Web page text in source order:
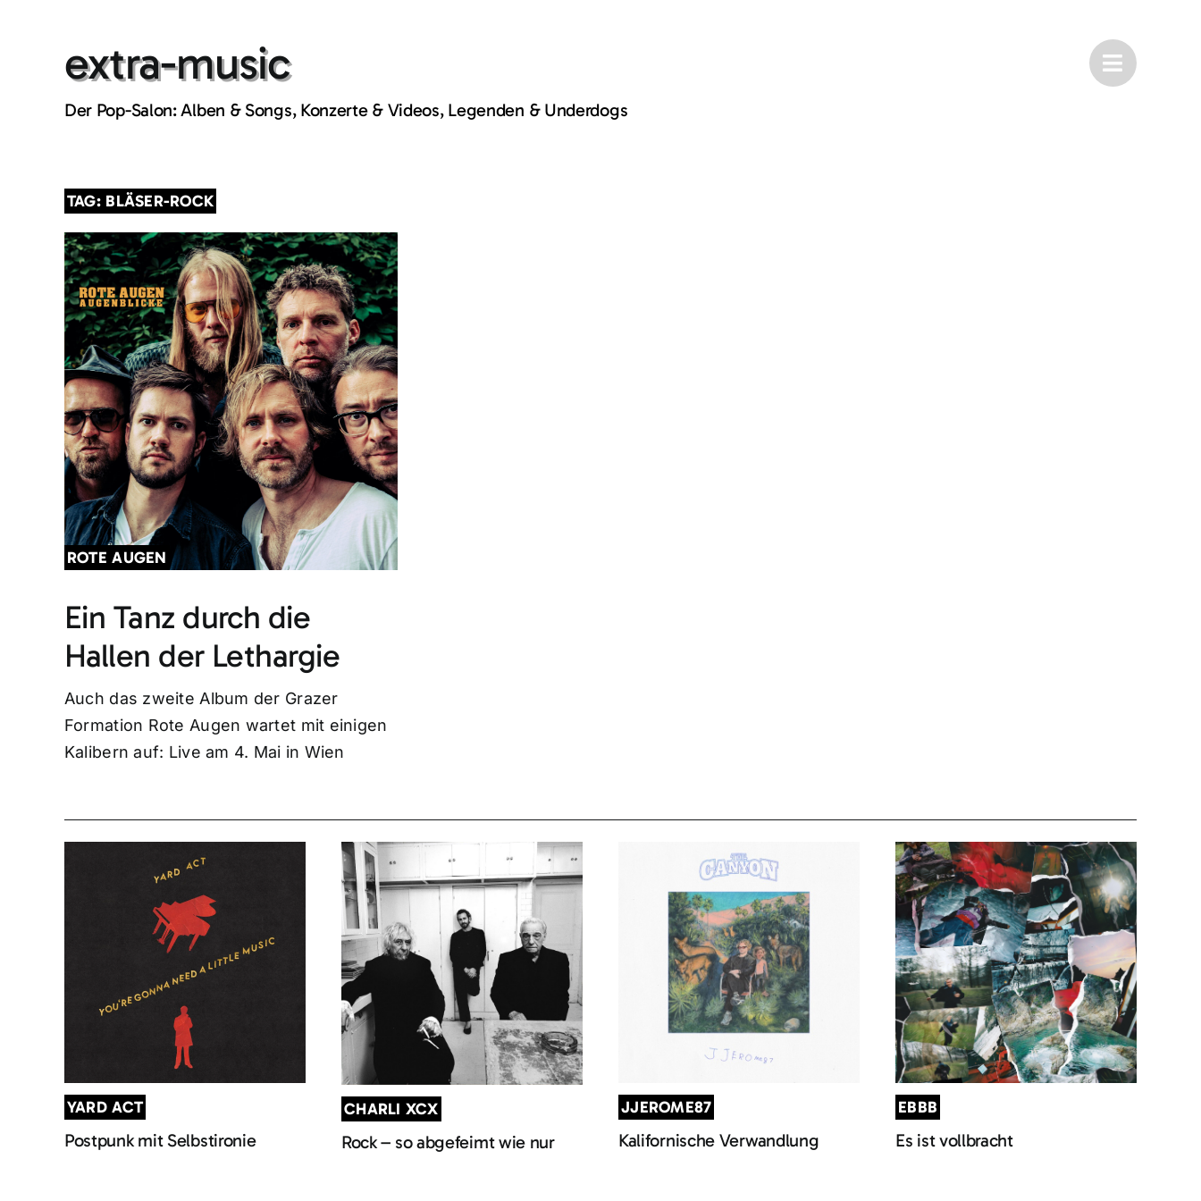
extra-music
Der Pop-Salon: Alben & Songs, Konzerte & Videos, Legenden & Underdogs
TAG: BLÄSER-ROCK
ROTE AUGEN
Ein Tanz durch die
Hallen der Lethargie
Auch das zweite Album der Grazer
Formation Rote Augen wartet mit einigen
Kalibern auf: Live am 4. Mai in Wien
YARD ACT
Postpunk mit Selbstironie
CHARLI XCX
Rock – so abgefeimt wie nur
JJEROME87
Kalifornische Verwandlung
EBBB
Es ist vollbracht